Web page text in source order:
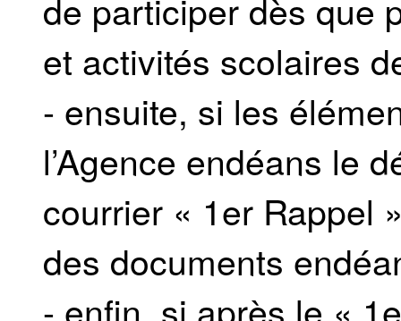
de participer dès que
et activités scolaires
- ensuite, si les
l’Agence endéans le
courrier « 1er Rappel
des documents
- enfin, si après le «